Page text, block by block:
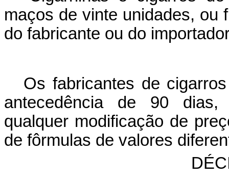
maços de vinte unidades, ou
do fabricante ou do
Os fabricantes de
antecedência de 90 dias,
qualquer modificação de
de fôrmulas de valores